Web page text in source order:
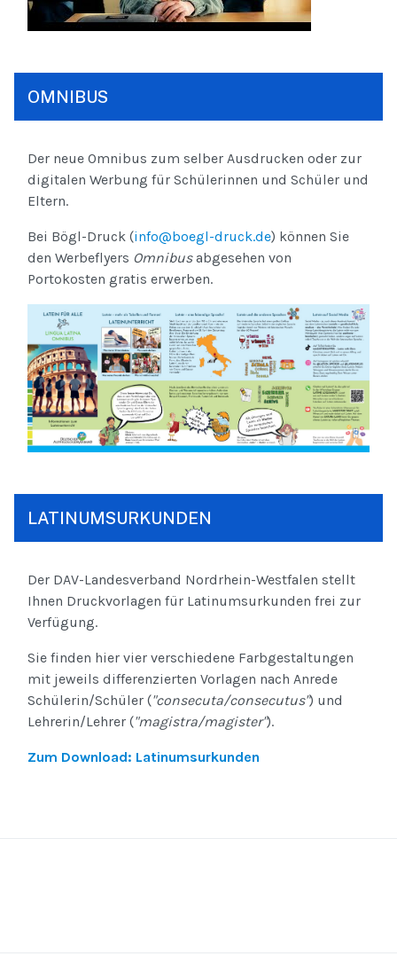
OMNIBUS
Der neue Omnibus zum selber Ausdrucken oder zur
digitalen Werbung für Schülerinnen und Schüler und
Eltern.
Bei Bögl-Druck (info@boegl-druck.de) können Sie
den Werbeflyers Omnibusabgesehen von
Portokosten gratis erwerben.
LATINUMSURKUNDEN
Der DAV-Landesverband Nordrhein-Westfalen stellt
Ihnen Druckvorlagen für Latinumsurkunden frei zur
Verfügung.
Sie finden hier vier verschiedene Farbgestaltungen
mit jeweils differenzierten Vorlagen nach Anrede
Schülerin/Schüler ("consecuta/consecutus") und
Lehrerin/Lehrer ("magistra/magister").
Zum Download: Latinumsurkunden